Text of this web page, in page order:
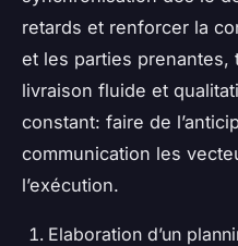
retards et renforcer la
et les parties prenantes,
livraison fluide et
constant: faire de
communication les
l’exécution.
Elaboration d’un